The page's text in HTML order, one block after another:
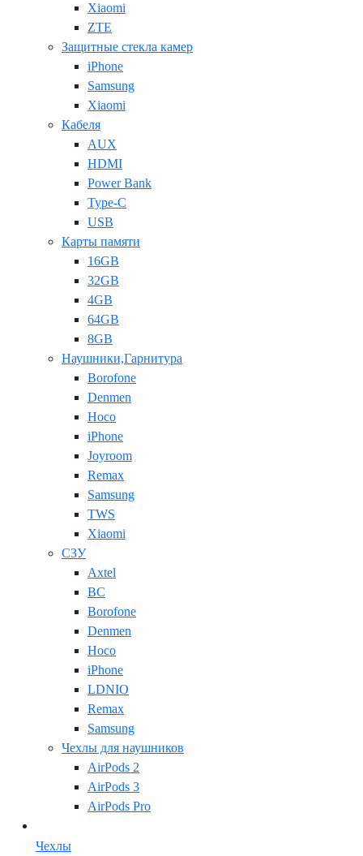
Xiaomi
ZTE
Защитные стекла камер
iPhone
Samsung
Xiaomi
Кабеля
AUX
HDMI
Power Bank
Type-C
USB
Карты памяти
16GB
32GB
4GB
64GB
8GB
Наушники,Гарнитура
Borofone
Denmen
Hoco
iPhone
Joyroom
Remax
Samsung
TWS
Xiaomi
СЗУ
Axtel
BC
Borofone
Denmen
Hoco
iPhone
LDNIO
Remax
Samsung
Чехлы для наушников
AirPods 2
AirPods 3
AirPods Pro
Чехлы